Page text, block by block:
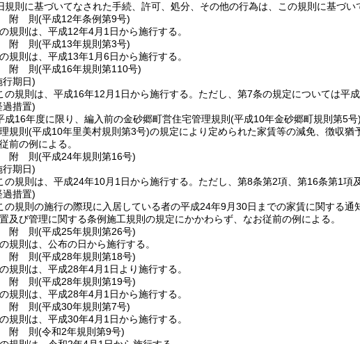
規則に基づいてなされた手続、許可、処分、その他の行為は、この規則に基づい
附 則(平成12年条例第9号)
規則は、平成12年4月1日から施行する。
附 則(平成13年規則第3号)
規則は、平成13年1月6日から施行する。
附 則(平成16年規則第110号)
行期日)
の規則は、平成16年12月1日から施行する。 ただし、第7条の規定については平
過措置)
成16年度に限り、編入前の金砂郷町営住宅管理規則 (平成10年金砂郷町規則第5号)
規則 (平成10年里美村規則第3号)の規定により定められた家賃等の減免、徴収
前の例による。
附 則(平成24年規則第16号)
行期日)
の規則は、平成24年10月1日から施行する。 ただし、第8条第2項、第16条第1項
過措置)
の規則の施行の際現に入居している者の平成24年9月30日までの家賃に関する
及び管理に関する条例施工規則の規定にかかわらず、なお従前の例による。
附 則(平成25年規則第26号)
規則は、公布の日から施行する。
附 則(平成28年規則第18号)
規則は、平成28年4月1日より施行する。
附 則(平成28年規則第19号)
規則は、平成28年4月1日から施行する。
附 則(平成30年規則第7号)
規則は、平成30年4月1日から施行する。
附 則(令和2年規則第9号)